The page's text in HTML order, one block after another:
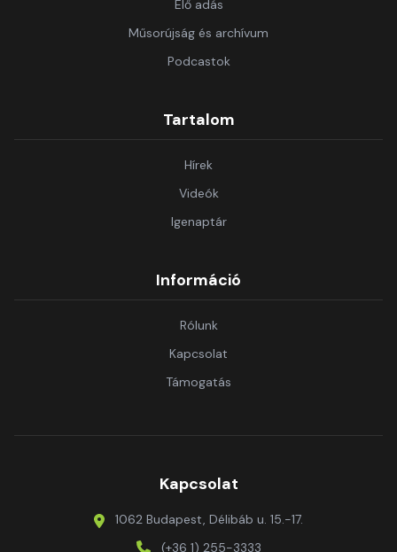
Élő adás
Műsorújság és archívum
Podcastok
Tartalom
Hírek
Videók
Igenaptár
Információ
Rólunk
Kapcsolat
Támogatás
Kapcsolat
1062 Budapest, Délibáb u. 15.-17.
(+36 1) 255-3333